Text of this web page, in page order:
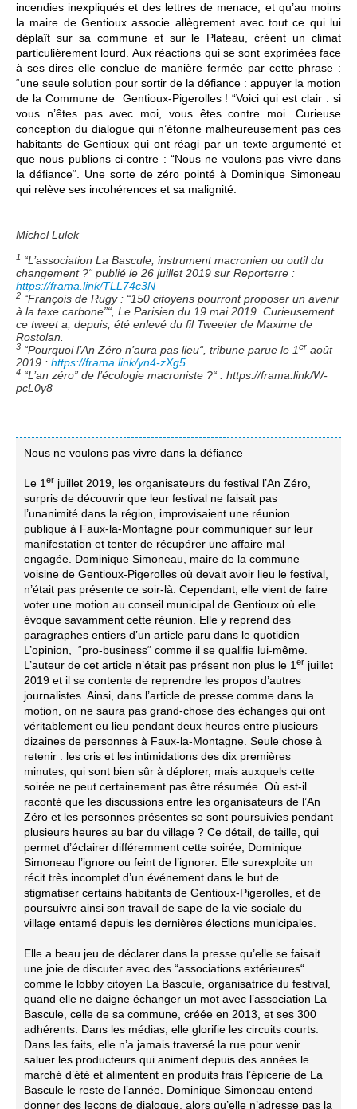
incendies inexpliqués et des lettres de menace, et qu’au moins
la maire de Gentioux associe allègrement avec tout ce qui lui
déplaît sur sa commune et sur le Plateau, créent un climat
particulièrement lourd. Aux réactions qui se sont exprimées face
à ses dires elle conclue de manière fermée par cette phrase :
“une seule solution pour sortir de la défiance : appuyer la motion
de la Commune de Gentioux-Pigerolles ! “Voici qui est clair : si
vous n’êtes pas avec moi, vous êtes contre moi. Curieuse
conception du dialogue qui n’étonne malheureusement pas ces
habitants de Gentioux qui ont réagi par un texte argumenté et
que nous publions ci-contre : “Nous ne voulons pas vivre dans
la défiance“. Une sorte de zéro pointé à Dominique Simoneau
qui relève ses incohérences et sa malignité.
Michel Lulek
1 “L’association La Bascule, instrument macronien ou outil du
changement ?“ publié le 26 juillet 2019 sur Reporterre :
https://frama.link/TLL74c3N
2 “François de Rugy : “150 citoyens pourront proposer un avenir
à la taxe carbone”“, Le Parisien du 19 mai 2019. Curieusement
ce tweet a, depuis, été enlevé du fil Tweeter de Maxime de
Rostolan.
3 “Pourquoi l’An Zéro n’aura pas lieu“, tribune parue le 1er août
2019 : https://frama.link/yn4-zXg5
4 “L’an zéro” de l’écologie macroniste ?“ : https://frama.link/W-
pcL0y8
Nous ne voulons pas vivre dans la défiance
Le 1er juillet 2019, les organisateurs du festival l’An Zéro,
surpris de découvrir que leur festival ne faisait pas
l’unanimité dans la région, improvisaient une réunion
publique à Faux-la-Montagne pour communiquer sur leur
manifestation et tenter de récupérer une affaire mal
engagée. Dominique Simoneau, maire de la commune
voisine de Gentioux-Pigerolles où devait avoir lieu le festival,
n’était pas présente ce soir-là. Cependant, elle vient de faire
voter une motion au conseil municipal de Gentioux où elle
évoque savamment cette réunion. Elle y reprend des
paragraphes entiers d’un article paru dans le quotidien
L’opinion, “pro-business“ comme il se qualifie lui-même.
L’auteur de cet article n’était pas présent non plus le 1er juillet
2019 et il se contente de reprendre les propos d’autres
journalistes. Ainsi, dans l’article de presse comme dans la
motion, on ne saura pas grand-chose des échanges qui ont
véritablement eu lieu pendant deux heures entre plusieurs
dizaines de personnes à Faux-la-Montagne. Seule chose à
retenir : les cris et les intimidations des dix premières
minutes, qui sont bien sûr à déplorer, mais auxquels cette
soirée ne peut certainement pas être résumée. Où est-il
raconté que les discussions entre les organisateurs de l’An
Zéro et les personnes présentes se sont poursuivies pendant
plusieurs heures au bar du village ? Ce détail, de taille, qui
permet d’éclairer différemment cette soirée, Dominique
Simoneau l’ignore ou feint de l’ignorer. Elle surexploite un
récit très incomplet d’un événement dans le but de
stigmatiser certains habitants de Gentioux-Pigerolles, et de
poursuivre ainsi son travail de sape de la vie sociale du
village entamé depuis les dernières élections municipales.
Elle a beau jeu de déclarer dans la presse qu’elle se faisait
une joie de discuter avec des “associations extérieures“
comme le lobby citoyen La Bascule, organisatrice du festival,
quand elle ne daigne échanger un mot avec l’association La
Bascule, celle de sa commune, créée en 2013, et ses 300
adhérents. Dans les médias, elle glorifie les circuits courts.
Dans les faits, elle n’a jamais traversé la rue pour venir
saluer les producteurs qui animent depuis des années le
marché d’été et alimentent en produits frais l’épicerie de La
Bascule le reste de l’année. Dominique Simoneau entend
donner des leçons de dialogue, alors qu’elle n’adresse pas la